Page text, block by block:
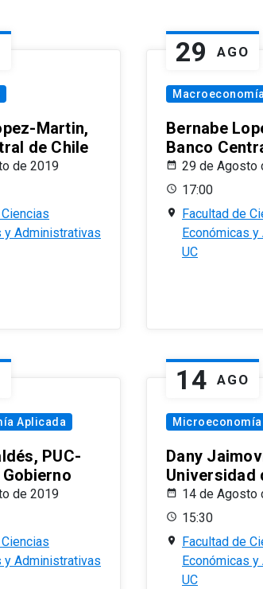
Martin,
de Chile
de 2019
y Administrativas
29 AGO
Bernabe
Banco
29 de Agosto
17:00
Facultad de
Económicas
UC
Aplicada
PUC-
de 2019
y Administrativas
14 AGO
Dany
Universidad
14 de Agosto
15:30
Facultad de
Económicas
UC